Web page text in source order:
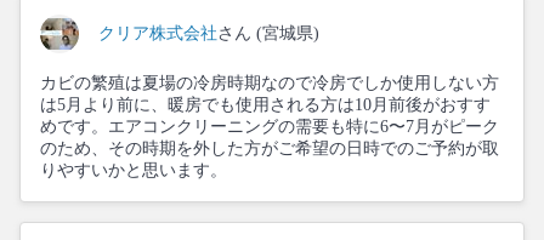
クリア株式会社 さん (宮城県)
カビの繁殖は夏場の冷房時期なので冷房でしか使用しない方
は5月より前に、暖房でも使用される方は10月前後がおすす
めです。エアコンクリーニングの需要も特に6〜7月がピーク
のため、その時期を外した方がご希望の日時でのご予約が取
りやすいかと思います。